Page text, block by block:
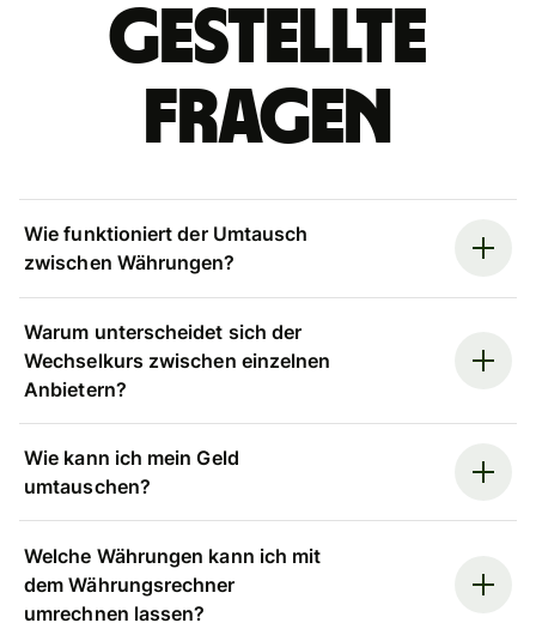
gestellte
Fragen
Wie funktioniert der Umtausch
zwischen Währungen?
Warum unterscheidet sich der
Wechselkurs zwischen einzelnen
Anbietern?
Wie kann ich mein Geld
umtauschen?
Welche Währungen kann ich mit
dem Währungsrechner
umrechnen lassen?